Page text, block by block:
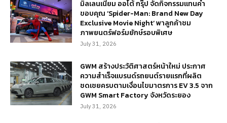
มิลเลนเนียม ออโต้ กรุ๊ป จัดกิจกรรมแทนคำ
ขอบคุณ ‘Spider-Man: Brand New Day
Exclusive Movie Night’ พาลูกค้าชม
ภาพยนตร์ฟอร์มยักษ์รอบพิเศษ
July 31, 2026
GWM สร้างประวัติศาสตร์หน้าใหม่ ประกาศ
ความสำเร็จแบรนด์รถยนต์รายแรกที่ผลิต
ชดเชยครบตามเงื่อนไขมาตรการ EV 3.5 จาก
GWM Smart Factory จังหวัดระยอง
July 31, 2026